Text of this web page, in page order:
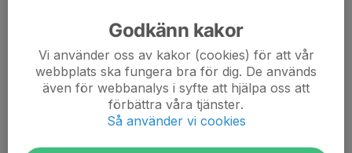
Godkänn kakor
Vi använder oss av kakor (cookies) för att vår
webbplats ska fungera bra för dig. De används
även för webbanalys i syfte att hjälpa oss att
förbättra våra tjänster.
Så använder vi cookies